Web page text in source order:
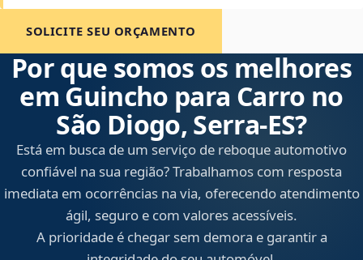
SOLICITE SEU ORÇAMENTO
Por que somos os melhores
em Guincho para Carro no
São Diogo, Serra‑ES?
Está em busca de um serviço de reboque automotivo
confiável na sua região? Trabalhamos com resposta
imediata em ocorrências na via, oferecendo atendimento
ágil, seguro e com valores acessíveis.
A prioridade é chegar sem demora e garantir a